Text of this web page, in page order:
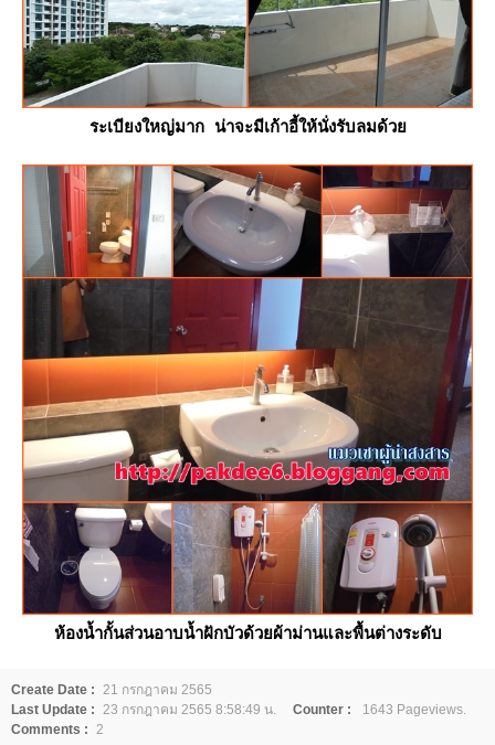
ระเบียงใหญ่มาก น่าจะมีเก้าอี้ให้นั่งรับลมด้ว
ห้องน้ำกั้นส่วนอาบน้ำฝักบัวด้วยผ้าม่านและพื้นต่างระดับ
Create Date : 21 กรกฎาคม 2565
Last Update : 23 กรกฎาคม 2565 8:58:49 น. Counter :
1643 Pageviews.
Comments : 2